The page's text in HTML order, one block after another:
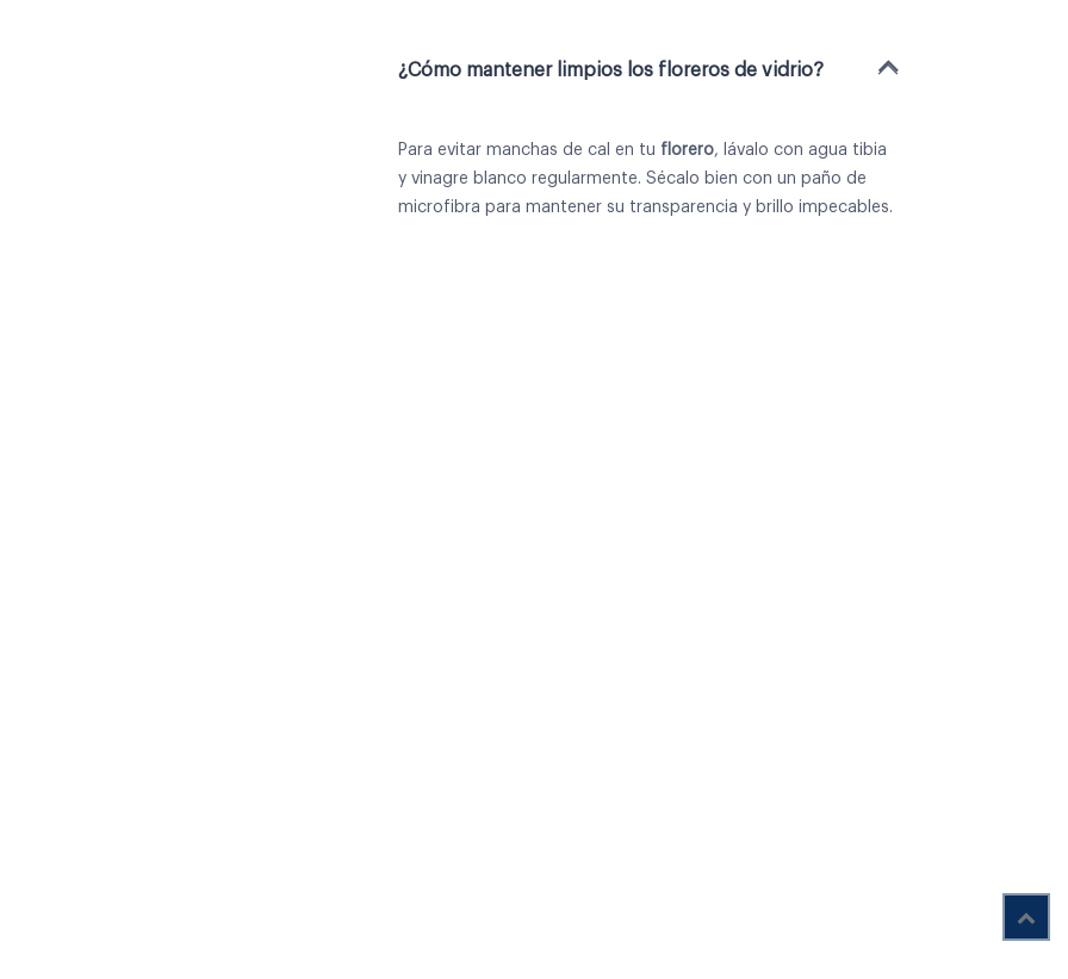
¿Cómo mantener limpios los floreros de vidrio?
Para evitar manchas de cal en tu florero, lávalo con agua tibia
y vinagre blanco regularmente. Sécalo bien con un paño de
microfibra para mantener su transparencia y brillo impecables.